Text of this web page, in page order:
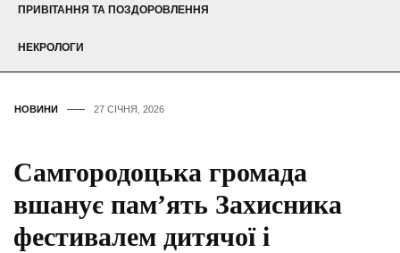
ПРИВІТАННЯ ТА ПОЗДОРОВЛЕННЯ
НЕКРОЛОГИ
НОВИНИ 27 СІЧНЯ, 2026
Самгородоцька громада
вшанує пам’ять Захисника
фестивалем дитячої і